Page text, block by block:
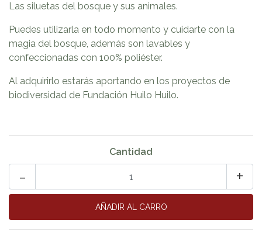
Las siluetas del bosque y sus animales.
Puedes utilizarla en todo momento y cuidarte con la
magia del bosque, además son lavables y
confeccionadas con 100% poliéster.
Al adquirirlo estarás aportando en los proyectos de
biodiversidad de Fundación Huilo Huilo.
Cantidad
+
-